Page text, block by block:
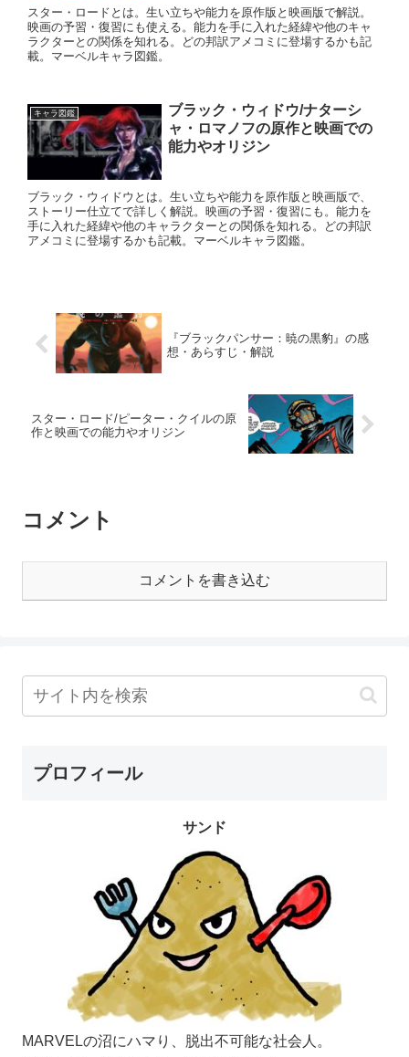
スター・ロードとは。生い立ちや能力を原作版と映画版で解説。
映画の予習・復習にも使える。能力を手に入れた経緯や他のキャ
ラクターとの関係を知れる。どの邦訳アメコミに登場するかも記
載。マーベルキャラ図鑑。
キャラ図鑑
ブラック・ウィドウ/ナターシ
ャ・ロマノフの原作と映画での
能力やオリジン
ブラック・ウィドウとは。生い立ちや能力を原作版と映画版で、
ストーリー仕立てで詳しく解説。映画の予習・復習にも。能力を
手に入れた経緯や他のキャラクターとの関係を知れる。どの邦訳
アメコミに登場するかも記載。マーベルキャラ図鑑。
『ブラックパンサー：暁の黒豹』の感
想・あらすじ・解説
スター・ロード/ピーター・クイルの原
作と映画での能力やオリジン
コメント
コメントを書き込む
プロフィール
サンド
MARVELの沼にハマり、脱出不可能な社会人。